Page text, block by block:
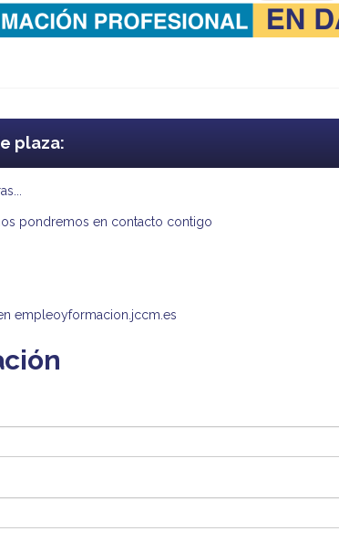
plaza:
pondremos en contacto contigo
empleoyformacion.jccm.es